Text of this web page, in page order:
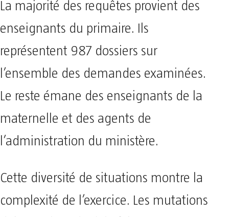
La majorité des requêtes provient des
enseignants du primaire. Ils
représentent 987 dossiers sur
l’ensemble des demandes examinées.
Le reste émane des enseignants de la
maternelle et des agents de
l’administration du ministère.
Cette diversité de situations montre la
complexité de l’exercice. Les mutations